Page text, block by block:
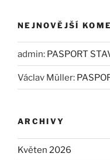
NEJNOVĚJŠÍ
admin: PASPORT
Václav Müller:
ARCHIVY
Květen 2026